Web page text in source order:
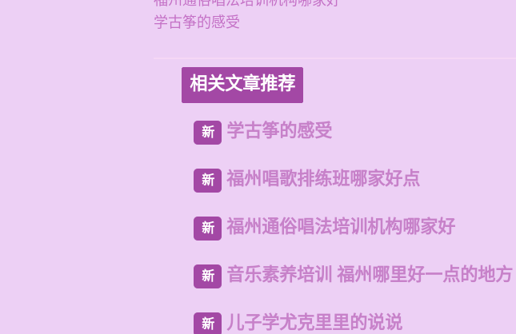
学古筝的感受
相关文章推荐
新 学古筝的感受
新 福州唱歌排练班哪家好点
新 福州通俗唱法培训机构哪家好
新 音乐素养培训 福州哪里好一点的地方
新 儿子学尤克里里的说说